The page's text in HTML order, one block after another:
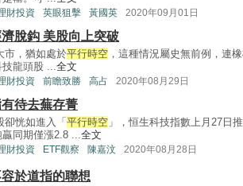
財投資 英眼狙擊 黃國英 2020年09月01日
脫鈎 美股向上突破
市，猶如處於平行時空 ，這種情況屬史無前例，連
龍頭股 ...全文
財投資 前瞻致勝 高占 2020年08月29日
待去蕪存菁
卻恍如進入「 平行時空 」，恒生科技指數上月27日
同期僅漲2.8 ...全文
財投資 ETF觀察 陳嘉汶 2020年08月28日
於道指的聯想